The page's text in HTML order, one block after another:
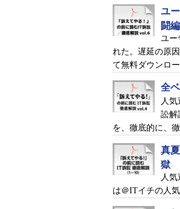
ユ
闘編
ユー
れた。遅延の原
て無料ダウンロ
全
人
訟解
を、徹底的に、
真
獄
人
は＠ITイチの人